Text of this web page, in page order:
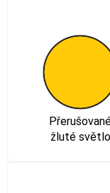
žluté světlo